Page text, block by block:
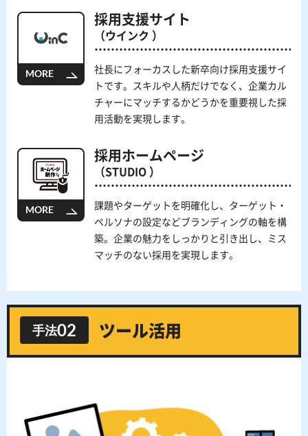
MORE
採用支援サイト
（ウインク ）
社長にフォーカスした新卒向け採用支援サイ
トです。スキルや人柄だけでなく、企業カル
チャーにマッチするかどうかを重要視した採
用活動を実現します。
MORE
採用ホームページ
（STUDIO ）
課題やターゲットを明確化し、ターゲット・
ペルソナの設定などブランディングの軸を構
築。企業の魅力をしっかりと引き出し、ミス
マッチのない採用を実現します。
手法02 ツール活用